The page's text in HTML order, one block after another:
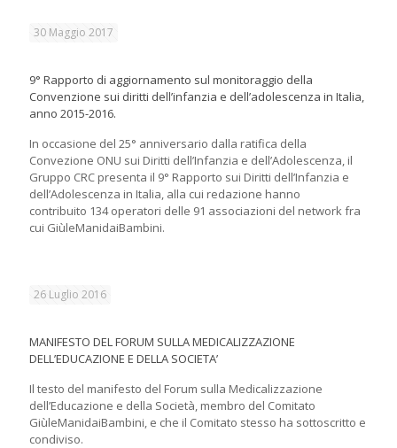
30 Maggio 2017
9° Rapporto di aggiornamento sul monitoraggio della
Convenzione sui diritti dell’infanzia e dell’adolescenza in Italia,
anno 2015-2016.
In occasione del 25° anniversario dalla ratifica della
Convezione ONU sui Diritti dell’Infanzia e dell’Adolescenza, il
Gruppo CRC presenta il 9° Rapporto sui Diritti dell’Infanzia e
dell’Adolescenza in Italia, alla cui redazione hanno
contribuito 134 operatori delle 91 associazioni del network fra
cui GiùleManidaiBambini.
26 Luglio 2016
MANIFESTO DEL FORUM SULLA MEDICALIZZAZIONE
DELL’EDUCAZIONE E DELLA SOCIETA’
Il testo del manifesto del Forum sulla Medicalizzazione
dell’Educazione e della Società, membro del Comitato
GiùleManidaiBambini, e che il Comitato stesso ha sottoscritto e
condiviso.